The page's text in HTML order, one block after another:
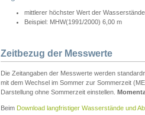
mittlerer höchster Wert der
Beispiel: MHW(1991/2000) 6,00 m
Zeitbezug der Messwerte
Die Zeitangaben der Messwerte werden
mit dem Wechsel im Sommer zur Sommerzeit
Darstellung ohne Sommerzeit einstellen.
Beim Download langfristiger Wasserstände und